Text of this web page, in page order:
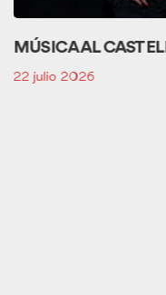
MÚSICA AL
22 julio 2026